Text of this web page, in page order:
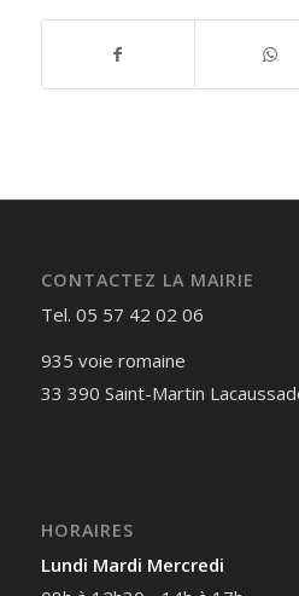
CONTACTEZ LA MAIRIE
Tel. 05 57 42 02 06
935 voie romaine
33 390 Saint-Martin
HORAIRES
Lundi Mardi Mercredi